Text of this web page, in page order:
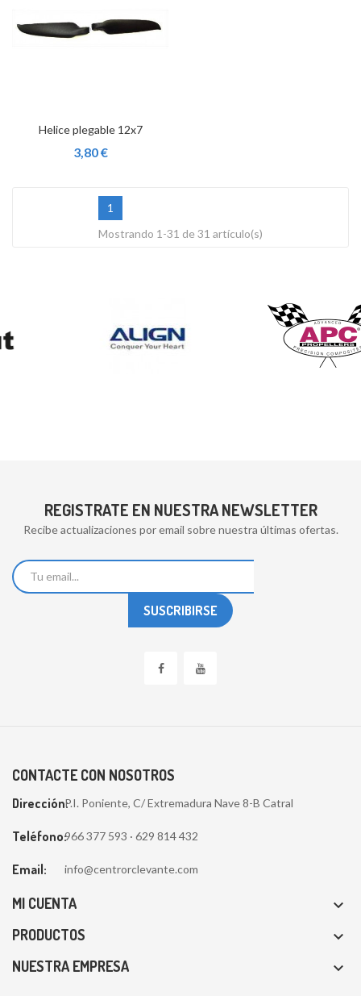
Helice plegable 12x7
3,80 €
1
Mostrando 1-31 de 31 artículo(s)
REGISTRATE EN NUESTRA NEWSLETTER
Recibe actualizaciones por email sobre nuestra últimas ofertas.
CONTACTE CON NOSOTROS
Dirección:P.I. Poniente, C/ Extremadura Nave 8-B Catral
Teléfono:966 377 593 · 629 814 432
Email: info@centrorclevante.com
MI CUENTA 
PRODUCTOS 
NUESTRA EMPRESA 